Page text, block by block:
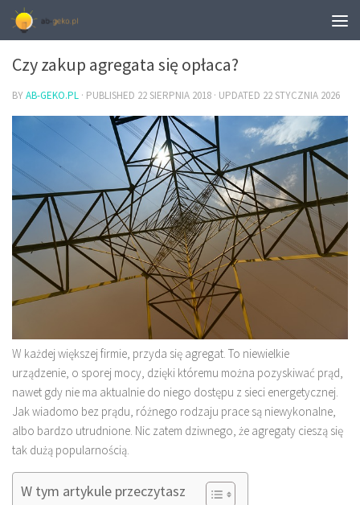
ELEKTRYKA
Czy zakup agregata się opłaca?
BYAB-GEKO.PL · PUBLISHED 22 SIERPNIA 2018 · UPDATED 22 STYCZNIA 2026
W każdej większej firmie, przyda się agregat. To niewielkie
urządzenie, o sporej mocy, dzięki któremu można pozyskiwać prąd,
nawet gdy nie ma aktualnie do niego dostępu z sieci energetycznej.
Jak wiadomo bez prądu, różnego rodzaju prace są niewykonalne,
albo bardzo utrudnione. Nic zatem dziwnego, że agregaty cieszą się
tak dużą popularnością.
W tym artykule przeczytasz